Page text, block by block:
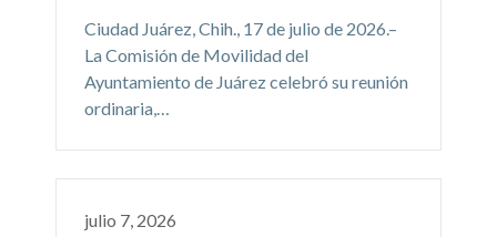
Ciudad Juárez, Chih., 17 de julio de 2026.–
La Comisión de Movilidad del
Ayuntamiento de Juárez celebró su reunión
ordinaria,…
julio 7, 2026